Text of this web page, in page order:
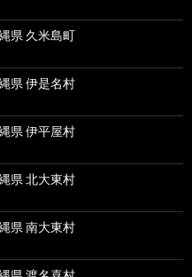
県 久米島町
県 伊是名村
県 伊平屋村
県 北大東村
県 南大東村